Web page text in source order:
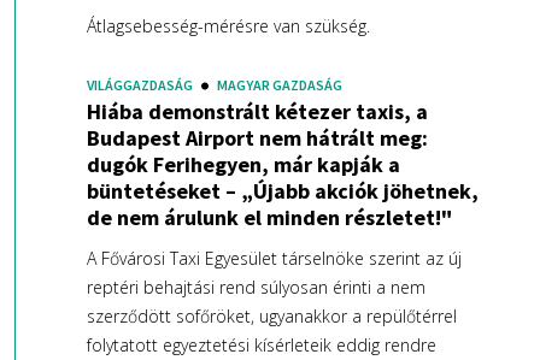
Átlagsebesség-mérésre van szükség.
VILÁGGAZDASÁG MAGYAR GAZDASÁG
Hiába demonstrált kétezer taxis, a
Budapest Airport nem hátrált meg:
dugók Ferihegyen, már kapják a
büntetéseket – „Újabb akciók jöhetnek,
de nem árulunk el minden részletet!"
A Fővárosi Taxi Egyesület társelnöke szerint az új
reptéri behajtási rend súlyosan érinti a nem
szerződött sofőröket, ugyanakkor a repülőtérrel
folytatott egyeztetési kísérleteik eddig rendre